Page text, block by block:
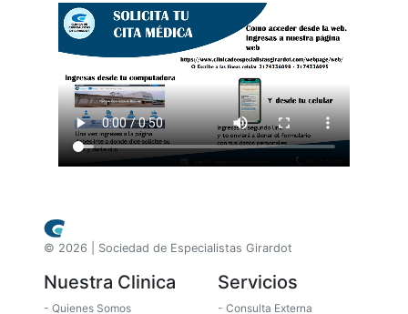
© 2026 | Sociedad de Especialistas Girardot
Nuestra Clinica
- Quienes Somos
Servicios
- Consulta Externa